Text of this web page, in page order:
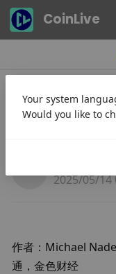
CoinLive
SOL 的交易
2025/05/14
作者：Michael
通，金色财经
Your system
Would you like to